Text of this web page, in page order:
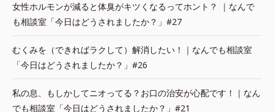
女性ホルモンが減ると体臭がキツくなるってホント？ ｜なんで
も相談室「今日はどうされましたか？」#27
むくみを（できればラクして）解消したい！｜なんでも相談室
「今日はどうされましたか？」#26
私の息、もしかしてニオってる？お口の治安が心配です！｜なん
でも相談室「今日はどうされましたか？」#21